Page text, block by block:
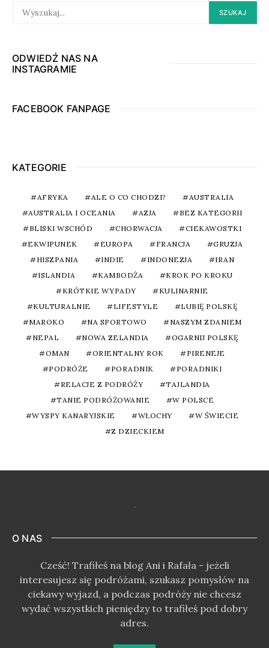
FOR:
SZUKAJ
ODWIEDŹ NAS NA
INSTAGRAMIE
FACEBOOK FANPAGE
KATEGORIE
AFRYKA ALE O CO CHODZI?
AUSTRALIA
AUSTRALIA I OCEANIA
AZJA
BEZ KATEGORII
BLISKI WSCHÓD
CHORWACJA
CIEKAWOSTKI
EKWIPUNEK
EUROPA FRANCJA
GRUZJA
HISZPANIA
INDIE INDONEZJA
IRAN
ISLANDIA
KAMBODŻA
KROK PO KROKU
KRÓTKIE WYPADY
KULINARNIE
KULTURALNIE
LIFESTYLE
LUBIĘ POLSKĘ
MAROKO
NA SPORTOWO
NASZYM ZDANIEM
NEPAL
NOWA ZELANDIA
OGARNIJ POLSKĘ
OMAN
ORIENTALNY ROK
PIRENEJE
PODRÓŻE
PORADNIK
PORADNIKI
RELACJE Z PODRÓŻY
TAJLANDIA
TANIE PODRÓŻOWANIE
W POLSCE
WYSPY KANARYJSKIE
WŁOCHY
W ŚWIECIE
Z DZIECKIEM
O NAS
Cześć! Trafiłeś na blog Ani i Rafała - jeżeli
interesujesz się podróżami, szukasz pomysłów na
ciekawy wyjazd, a podczas podróży nie chcesz
wydać wszystkich pieniędzy to trafiłeś pod dobry
adres.